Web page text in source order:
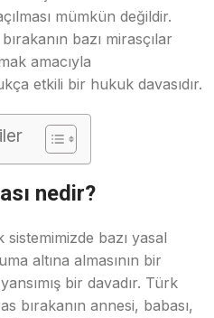
mümkün değildir.
bazı mirasçılar
amacıyla
etkili bir hukuk davasıdır.
nedir?
bazı yasal
altına almasının bir
bir davadır. Türk
bırakanın annesi, babası,